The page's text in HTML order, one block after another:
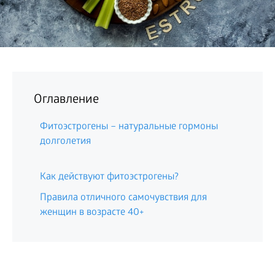
Оглавление
Фитоэстрогены – натуральные гормоны
долголетия
Как действуют фитоэстрогены?
Правила отличного самочувствия для
женщин в возрасте 40+